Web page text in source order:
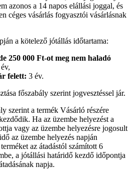
azonos a 14 napos elállási joggal, és
céges vásárlás fogyasztói vásárlásnak
a kötelező jótállás időtartama:
250 000 Ft-ot meg nem haladó
felett: 3 év.
főszabály szerint jogvesztéssel jár.
szerint a termék Vásárló részére
Ha az üzembe helyezést a
vagy az üzembe helyezésre jogosult
az üzembe helyezés napján
az átadástól számított 6
a jótállási határidő kezdő időpontja
napja.